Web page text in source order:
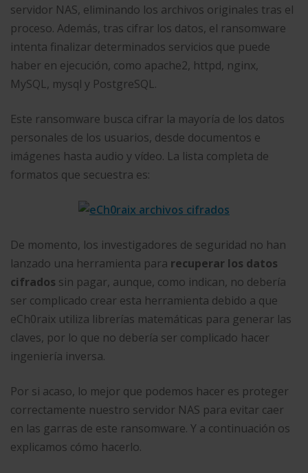
servidor NAS, eliminando los archivos originales tras el
proceso. Además, tras cifrar los datos, el ransomware
intenta finalizar determinados servicios que puede
haber en ejecución, como apache2, httpd, nginx,
MySQL, mysql y PostgreSQL.
Este ransomware busca cifrar la mayoría de los datos
personales de los usuarios, desde documentos e
imágenes hasta audio y vídeo. La lista completa de
formatos que secuestra es:
De momento, los investigadores de seguridad no han
lanzado una herramienta para recuperar los datos
cifrados sin pagar, aunque, como indican, no debería
ser complicado crear esta herramienta debido a que
eCh0raix utiliza librerías matemáticas para generar las
claves, por lo que no debería ser complicado hacer
ingeniería inversa.
Por si acaso, lo mejor que podemos hacer es proteger
correctamente nuestro servidor NAS para evitar caer
en las garras de este ransomware. Y a continuación os
explicamos cómo hacerlo.